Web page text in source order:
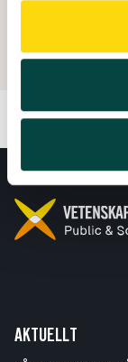
Skapad: 19
Senast ändrad:
AKTUELLT